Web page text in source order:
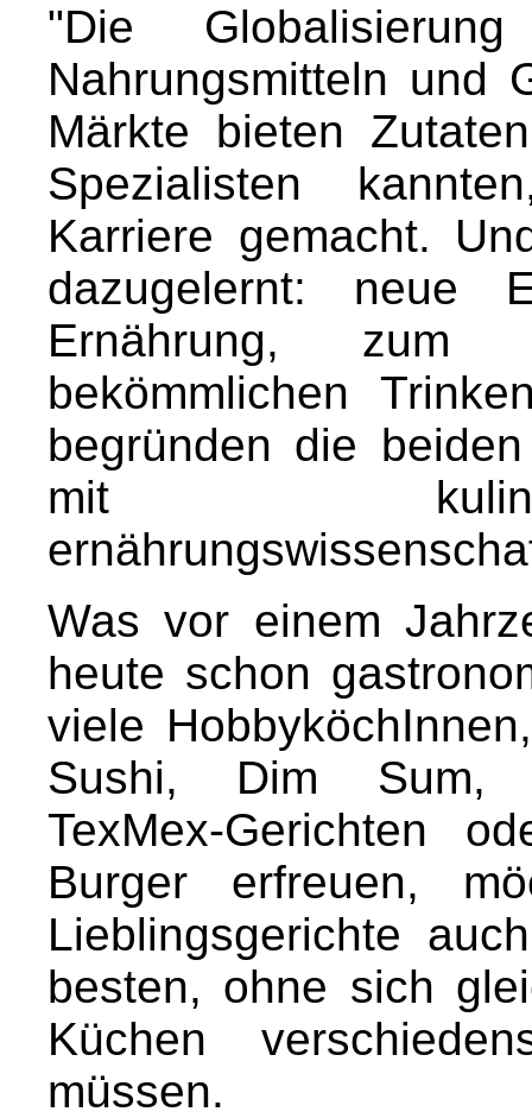
"Die
Nahrungsmitteln und
Märkte bieten
Spezialisten
Karriere gemacht.
dazugelernt: neue
Ernährung, zum
bekömmlichen
begründen die
mit
Was vor einem
heute schon
viele
Sushi, Dim Sum,
TexMex-Gerichten
Burger erfreuen,
Lieblingsgerichte
besten, ohne sich
Küchen
müssen.